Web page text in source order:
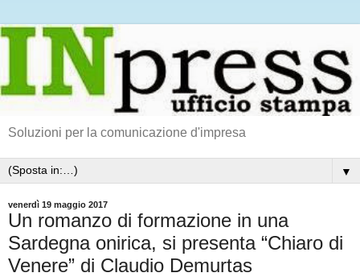
Soluzioni per la comunicazione d'impresa
▼
venerdì 19 maggio 2017
Un romanzo di formazione in una
Sardegna onirica, si presenta “Chiaro di
Venere” di Claudio Demurtas